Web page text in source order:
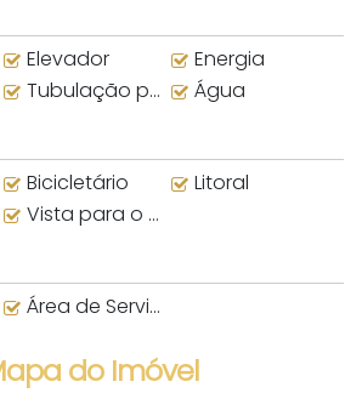
Elevador
Energia
Tubulação para água quente Água
Bicicletário
Litoral
Vista para o Mar
Área de Serviço
do Imóvel